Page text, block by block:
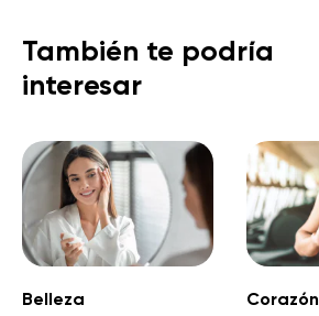
También te podría
interesar
Belleza Corazón